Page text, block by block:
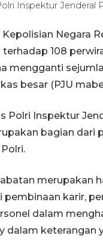
Inspektur Jenderal
Kepolisian Negara
108
mengganti
besar (PJU
Polri Inspektur
bagian dari
merupakan
pembinaan karir,
dalam
dalam keterangan